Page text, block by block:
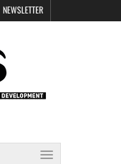
NEWSLETTER